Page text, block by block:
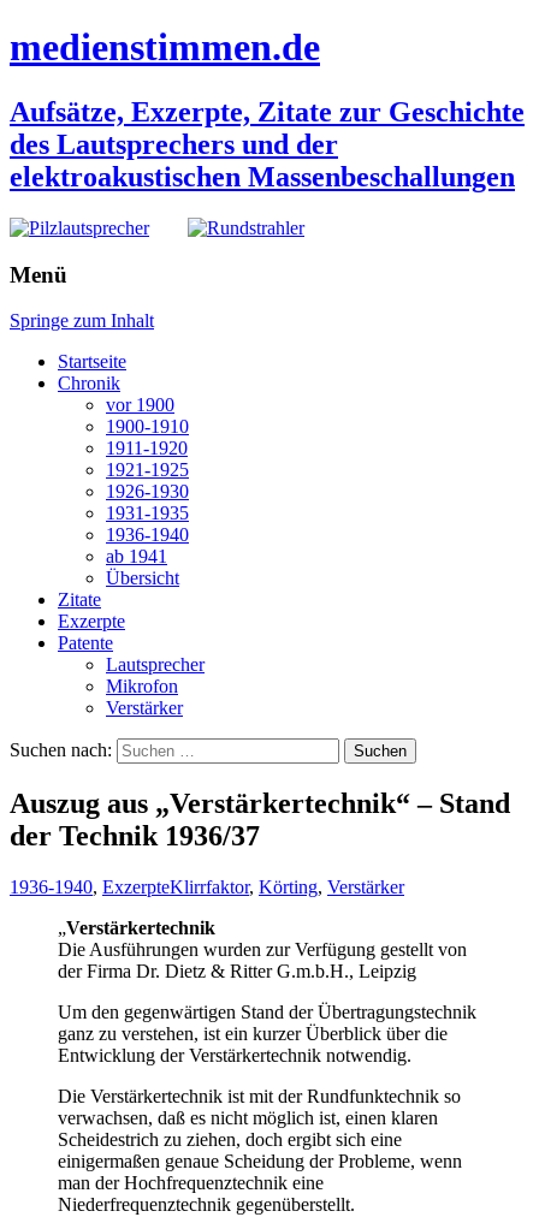
medienstimmen.de
Aufsätze, Exzerpte, Zitate zur Geschichte
des Lautsprechers und der
elektroakustischen Massenbeschallungen
Menü
Springe zum Inhalt
Startseite
Chronik
vor 1900
1900-1910
1911-1920
1921-1925
1926-1930
1931-1935
1936-1940
ab 1941
Übersicht
Zitate
Exzerpte
Patente
Lautsprecher
Mikrofon
Verstärker
Suchen nach:
Auszug aus „Verstärkertechnik“ – Stand
der Technik 1936/37
1936-1940, ExzerpteKlirrfaktor, Körting, Verstärker
„Verstärkertechnik
Die Ausführungen wurden zur Verfügung gestellt von
der Firma Dr. Dietz & Ritter G.m.b.H., Leipzig
Um den gegenwärtigen Stand der Übertragungstechnik
ganz zu verstehen, ist ein kurzer Überblick über die
Entwicklung der Verstärkertechnik notwendig.
Die Verstärkertechnik ist mit der Rundfunktechnik so
verwachsen, daß es nicht möglich ist, einen klaren
Scheidestrich zu ziehen, doch ergibt sich eine
einigermaßen genaue Scheidung der Probleme, wenn
man der Hochfrequenztechnik eine
Niederfrequenztechnik gegenüberstellt.